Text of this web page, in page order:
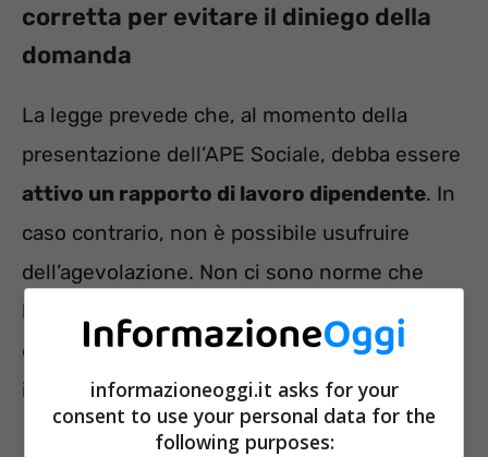
corretta per evitare il diniego della
domanda
La legge prevede che, al momento della
presentazione dell’APE Sociale, debba essere
attivo un rapporto di lavoro dipendente. In
caso contrario, non è possibile usufruire
dell’agevolazione. Non ci sono norme che
lascerebbero intendere la facoltà di inviare
domanda anche da coloro che hanno cessato
il proprio rapporto lavorativo.
informazioneoggi.it asks for your
consent to use your personal data for the
following purposes: